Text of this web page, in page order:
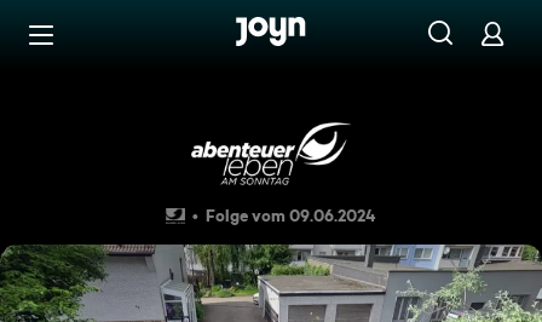
Zum Inhalt springen
Starkregen: Das können Sie
Folge vom 09.06.2024